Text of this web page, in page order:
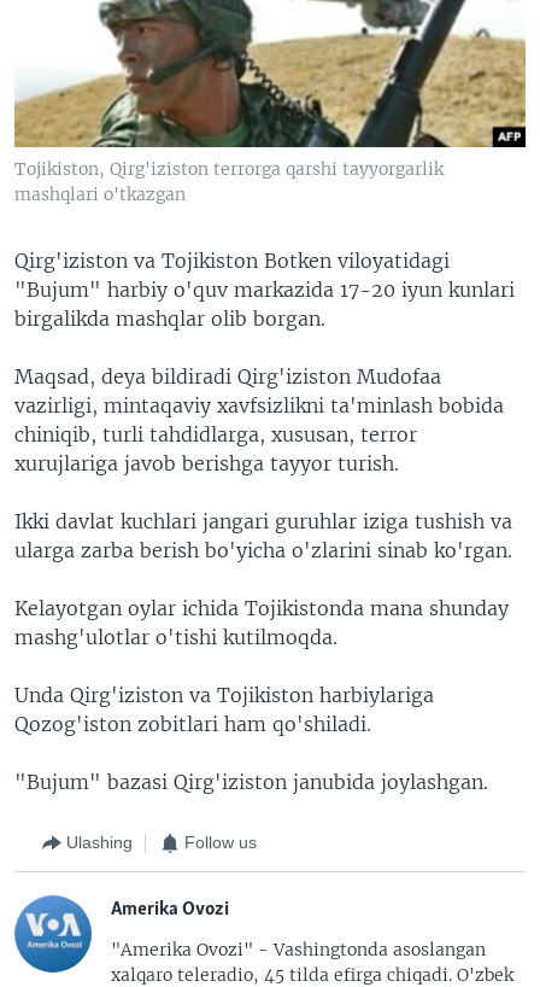
XABARLAR SURATLARDA
ODNOKLASSNIKI
TELEGRAM
TWITTER
SOUNDCLOUD
VOA
Tojikiston, Qirg'iziston terrorga qarshi tayyorgarlik
mashqlari o'tkazgan
Qirg'iziston va Tojikiston Botken viloyatidagi
"Bujum" harbiy o'quv markazida 17-20 iyun kunlari
birgalikda mashqlar olib borgan.
Maqsad, deya bildiradi Qirg'iziston Mudofaa
vazirligi, mintaqaviy xavfsizlikni ta'minlash bobida
chiniqib, turli tahdidlarga, xususan, terror
xurujlariga javob berishga tayyor turish.
Ikki davlat kuchlari jangari guruhlar iziga tushish va
ularga zarba berish bo'yicha o'zlarini sinab ko'rgan.
Kelayotgan oylar ichida Tojikistonda mana shunday
mashg'ulotlar o'tishi kutilmoqda.
Unda Qirg'iziston va Tojikiston harbiylariga
Qozog'iston zobitlari ham qo'shiladi.
"Bujum" bazasi Qirg'iziston janubida joylashgan.
Ulashing Follow us
Amerika Ovozi
"Amerika Ovozi" - Vashingtonda asoslangan
xalqaro teleradio, 45 tilda efirga chiqadi. O'zbek